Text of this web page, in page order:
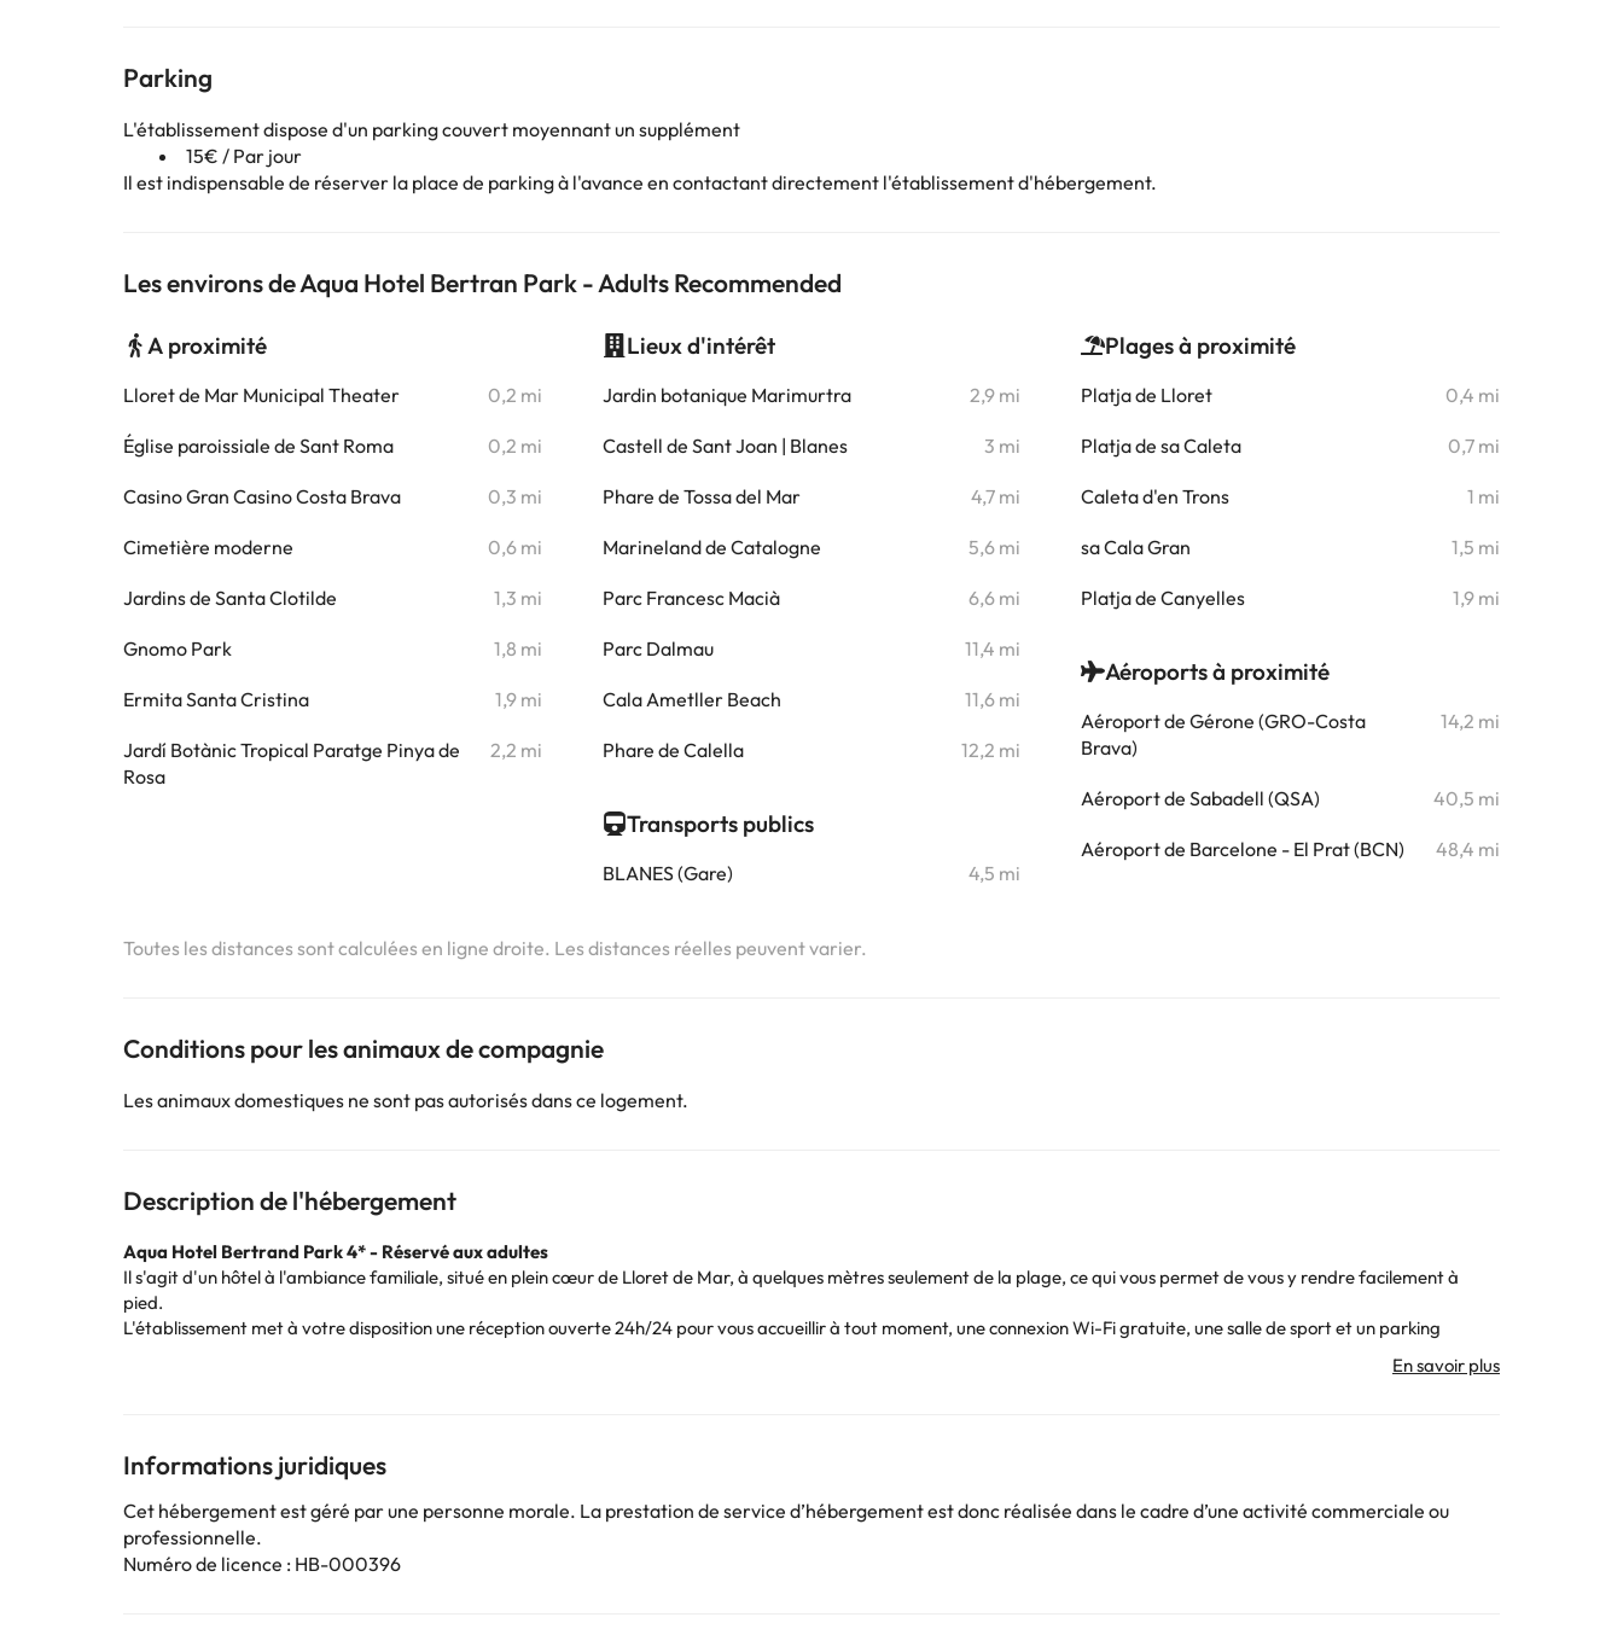
Parking
L'établissement dispose d'un parking couvert moyennant un supplément
15€ / Par jour
Il est indispensable de réserver la place de parking à l'avance en contactant directement l'établissement d'hébergement.
Les environs de Aqua Hotel Bertran Park - Adults Recommended
A proximité
Lloret de Mar Municipal Theater 0,2 mi
Église paroissiale de Sant Roma 0,2 mi
Casino Gran Casino Costa Brava 0,3 mi
Cimetière moderne 0,6 mi
Jardins de Santa Clotilde 1,3 mi
Gnomo Park 1,8 mi
Ermita Santa Cristina 1,9 mi
Jardí Botànic Tropical Paratge Pinya de
Rosa
2,2 mi
Lieux d'intérêt
Jardin botanique Marimurtra 2,9 mi
Castell de Sant Joan | Blanes 3 mi
Phare de Tossa del Mar 4,7 mi
Marineland de Catalogne 5,6 mi
Parc Francesc Macià 6,6 mi
Parc Dalmau 11,4 mi
Cala Ametller Beach 11,6 mi
Phare de Calella 12,2 mi
Transports publics
BLANES (Gare) 4,5 mi
Plages à proximité
Platja de Lloret 0,4 mi
Platja de sa Caleta 0,7 mi
Caleta d'en Trons 1 mi
sa Cala Gran 1,5 mi
Platja de Canyelles 1,9 mi
Aéroports à proximité
Aéroport de Gérone (GRO-Costa
Brava)
14,2 mi
Aéroport de Sabadell (QSA) 40,5 mi
Aéroport de Barcelone - El Prat (BCN) 48,4 mi
Toutes les distances sont calculées en ligne droite. Les distances réelles peuvent varier.
Conditions pour les animaux de compagnie
Les animaux domestiques ne sont pas autorisés dans ce logement.
Description de l'hébergement
Aqua Hotel Bertrand Park 4* - Réservé aux adultes
Il s'agit d'un hôtel à l'ambiance familiale, situé en plein cœur de Lloret de Mar, à quelques mètres seulement de la plage, ce qui vous permet de vous y rendre facilement à
pied.
L'établissement met à votre disposition une réception ouverte 24h/24 pour vous accueillir à tout moment, une connexion Wi-Fi gratuite, une salle de sport et un parking
Toutes les chambres de cet établissement sont décorées dans des tons chauds et verts, et vous offrent le confort et la qualité nécessaires pour vous reposer pendant votre
et bien plus encore ! N’oubliez pas de goûter le jus d’orange fraîchement pressé ;)
Si vous aimez passer un moment agréable à la piscine, n’hésitez pas à vous détendre sur la terrasse et dans l’espace transats. Ou, si vous préférez, vous pouvez vous rendre à
la plage la plus proche, c’est vous qui décidez !
Réservez dès maintenant à
l’Aqua Hotel Bertran Park 4* pour une escapade en couple à Lloret de Mar.
Informations juridiques
Cet hébergement est géré par une personne morale. La prestation de service d’hébergement est donc réalisée dans le cadre d’une activité commerciale ou
professionnelle.
Numéro de licence : HB-000396